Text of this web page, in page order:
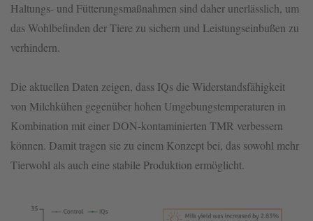
Haltungs- und Fütterungsmaßnahmen sind daher unerlässlich, um
das Wohlbefinden der Tiere zu sichern und Leistungseinbußen zu
verhindern.
Die aktuellen Daten zeigen, dass IQs die Widerstandsfähigkeit
von Milchkühen gegenüber hohen Umgebungstemperaturen in
Kombination mit einer DON-kontaminierten TMR verbessern
können. Damit tragen sie zu einem Konzept bei, das sowohl mehr
Tierwohl als auch eine stabile Produktion ermöglicht.